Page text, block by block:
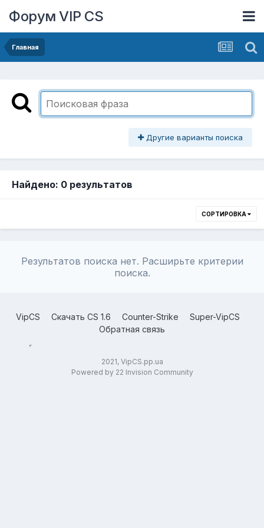
Форум VIP CS
Главная
Другие варианты поиска
Найдено: 0 результатов
СОРТИРОВКА
Результатов поиска нет. Расширьте критерии
поиска.
VipCS Скачать CS 1.6 Counter-Strike
Super-VipCS
Обратная связь
2021, VipCS.pp.ua
Powered by 22 Invision Community